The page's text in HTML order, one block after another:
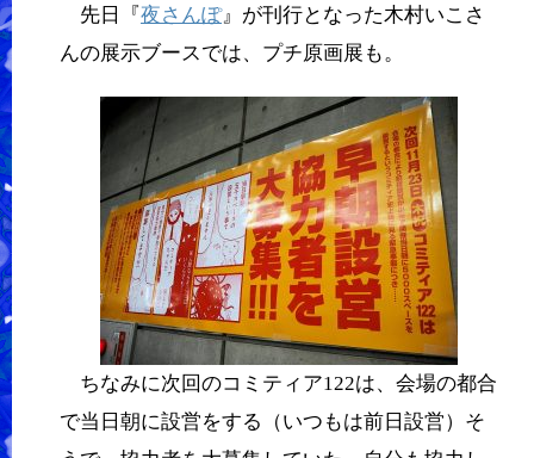
先日『夜さんぽ』が刊行となった木村いこさ
んの展示ブースでは、プチ原画展も。
ちなみに次回のコミティア122は、会場の都合
で当日朝に設営をする（いつもは前日設営）そ